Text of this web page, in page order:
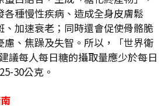
各種慢性疾病、造成全身皮膚鬆
、加速衰老；同時還會促使骨骼脆
慮、焦躁及失智。所以，「世界衛
議每人每日糖的攝取量應少於每日
30公克。